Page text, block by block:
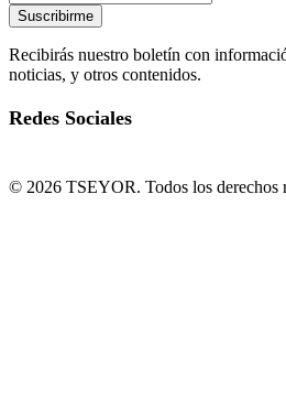
Suscribirme
Recibirás nuestro boletín con
noticias, y otros contenidos.
Redes Sociales
© 2026 TSEYOR. Todos los derechos